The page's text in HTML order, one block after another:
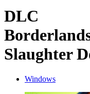
DLC
Slaughter
Windows